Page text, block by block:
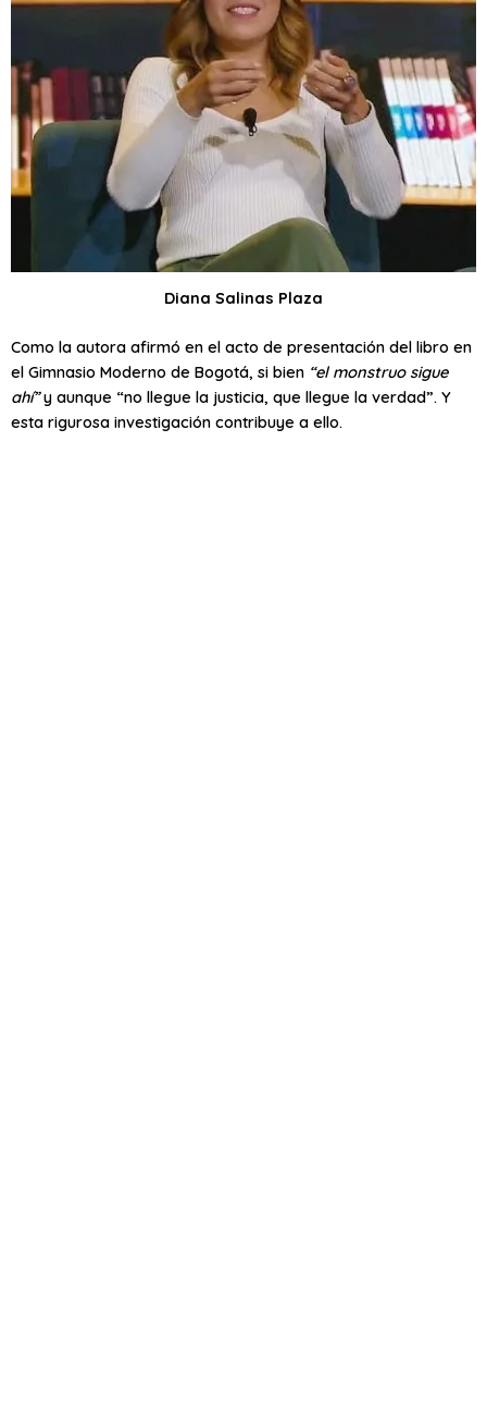
Diana Salinas Plaza
Como la autora afirmó en el acto de presentación del libro en
el Gimnasio Moderno de Bogotá, si bien “el monstruo sigue
ahí”y aunque “no llegue la justicia, que llegue la verdad”. Y
esta rigurosa investigación contribuye a ello.